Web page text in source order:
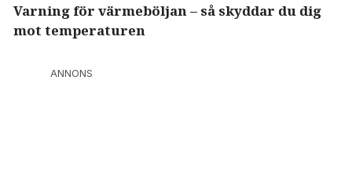
Varning för värmeböljan – så skyddar du dig
mot temperaturen
ANNONS